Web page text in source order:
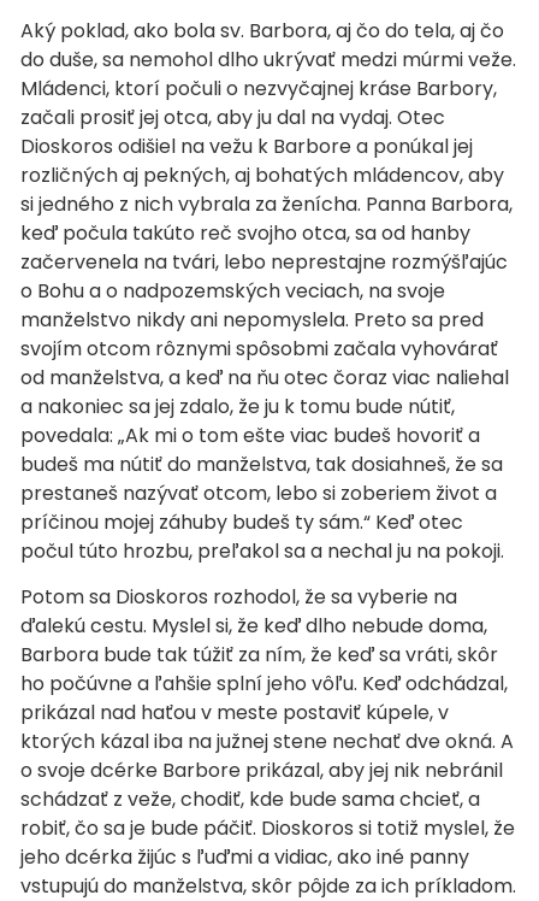
Aký poklad, ako bola sv. Barbora, aj čo do tela, aj čo
do duše, sa nemohol dlho ukrývať medzi múrmi veže.
Mládenci, ktorí počuli o nezvyčajnej kráse Barbory,
začali prosiť jej otca, aby ju dal na vydaj. Otec
Dioskoros odišiel na vežu k Barbore a ponúkal jej
rozličných aj pekných, aj bohatých mládencov, aby
si jedného z nich vybrala za ženícha. Panna Barbora,
keď počula takúto reč svojho otca, sa od hanby
začervenela na tvári, lebo neprestajne rozmýšľajúc
o Bohu a o nadpozemských veciach, na svoje
manželstvo nikdy ani nepomyslela. Preto sa pred
svojím otcom rôznymi spôsobmi začala vyhovárať
od manželstva, a keď na ňu otec čoraz viac naliehal
a nakoniec sa jej zdalo, že ju k tomu bude nútiť,
povedala: „Ak mi o tom ešte viac budeš hovoriť a
budeš ma nútiť do manželstva, tak dosiahneš, že sa
prestaneš nazývať otcom, lebo si zoberiem život a
príčinou mojej záhuby budeš ty sám.“ Keď otec
počul túto hrozbu, preľakol sa a nechal ju na pokoji.
Potom sa Dioskoros rozhodol, že sa vyberie na
ďalekú cestu. Myslel si, že keď dlho nebude doma,
Barbora bude tak túžiť za ním, že keď sa vráti, skôr
ho počúvne a ľahšie splní jeho vôľu. Keď odchádzal,
prikázal nad haťou v meste postaviť kúpele, v
ktorých kázal iba na južnej stene nechať dve okná. A
o svoje dcérke Barbore prikázal, aby jej nik nebránil
schádzať z veže, chodiť, kde bude sama chcieť, a
robiť, čo sa je bude páčiť. Dioskoros si totiž myslel, že
jeho dcérka žijúc s ľuďmi a vidiac, ako iné panny
vstupujú do manželstva, skôr pôjde za ich príkladom.